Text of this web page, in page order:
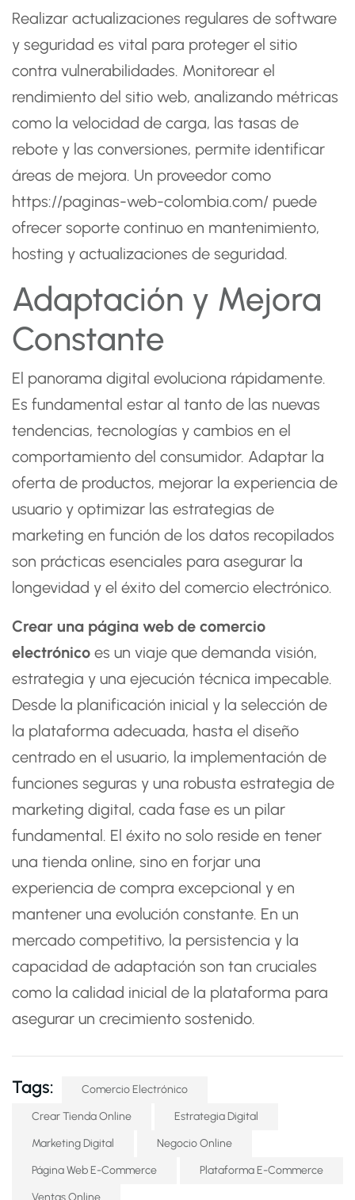
Realizar actualizaciones regulares de software
y seguridad es vital para proteger el sitio
contra vulnerabilidades. Monitorear el
rendimiento del sitio web, analizando métricas
como la velocidad de carga, las tasas de
rebote y las conversiones, permite identificar
áreas de mejora. Un proveedor como
https://paginas-web-colombia.com/ puede
ofrecer soporte continuo en mantenimiento,
hosting y actualizaciones de seguridad.
Adaptación y Mejora
Constante
El panorama digital evoluciona rápidamente.
Es fundamental estar al tanto de las nuevas
tendencias, tecnologías y cambios en el
comportamiento del consumidor. Adaptar la
oferta de productos, mejorar la experiencia de
usuario y optimizar las estrategias de
marketing en función de los datos recopilados
son prácticas esenciales para asegurar la
longevidad y el éxito del comercio electrónico.
Crear una página web de comercio
electrónico es un viaje que demanda visión,
estrategia y una ejecución técnica impecable.
Desde la planificación inicial y la selección de
la plataforma adecuada, hasta el diseño
centrado en el usuario, la implementación de
funciones seguras y una robusta estrategia de
marketing digital, cada fase es un pilar
fundamental. El éxito no solo reside en tener
una tienda online, sino en forjar una
experiencia de compra excepcional y en
mantener una evolución constante. En un
mercado competitivo, la persistencia y la
capacidad de adaptación son tan cruciales
como la calidad inicial de la plataforma para
asegurar un crecimiento sostenido.
Tags:
Comercio Electrónico
Crear Tienda Online
Estrategia Digital
Marketing Digital
Negocio Online
Página Web E-Commerce
Plataforma E-Commerce
Ventas Online